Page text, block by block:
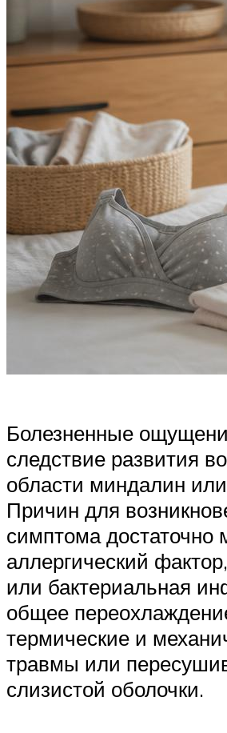
Болезненные
следствие развития
области миндалин или
Причин для
симптома достаточно
аллергический
или бактериальная
общее
термические и
травмы или
слизистой оболочки.